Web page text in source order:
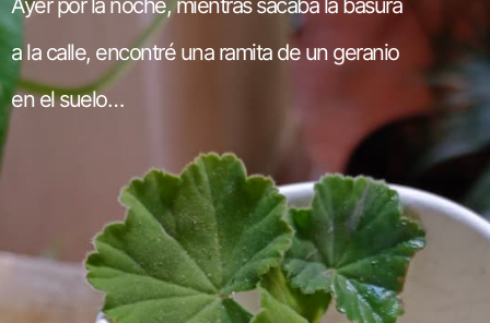
Ayer por la noche, mientras sacaba la basura
a la calle, encontré una ramita de un geranio
en el suelo…